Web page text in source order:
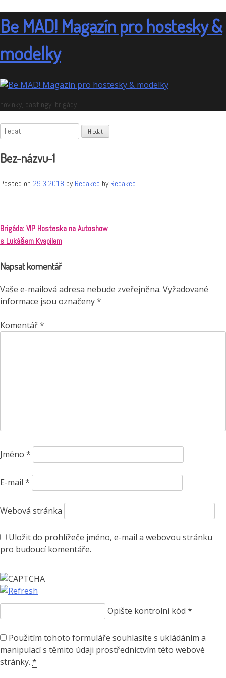
to
content
Be MAD! Magazín pro hostesky &
modelky
novinky, castingy, brigády
Vyhledávání
Bez-názvu-1
Posted on 29.3.2018 byRedakce byRedakce
Navigace
pro
příspěvek
Brigáda: VIP Hosteska na Autoshow
s Lukášem Kvapilem
Napsat komentář
Vaše e-mailová adresa nebude zveřejněna. Vyžadované
informace jsou označeny*
Komentář*
Jméno *
E-mail *
Webová stránka
Uložit do prohlížeče jméno, e-mail a webovou stránku
pro budoucí komentáře.
Opište kontrolní kód *
Použitím tohoto formuláře souhlasíte s ukládáním a
manipulací s těmito údaji prostřednictvím této webové
stránky. *